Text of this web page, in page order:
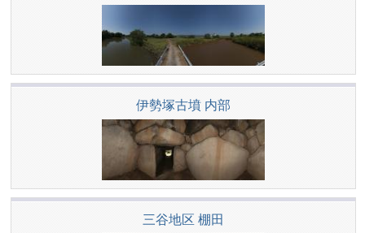
伊勢塚古墳 内部
三谷地区 棚田